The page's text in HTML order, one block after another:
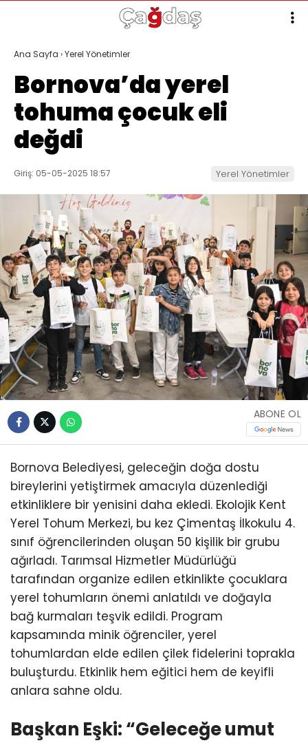
Ana Sayfa ›Yerel Yönetimler
Bornova’da yerel
tohuma çocuk eli
değdi
Giriş: 05-05-2025 18:57 Yerel Yönetimler
ABONE OL
Bornova Belediyesi, geleceğin doğa dostu
bireylerini yetiştirmek amacıyla düzenlediği
etkinliklere bir yenisini daha ekledi. Ekolojik Kent
Yerel Tohum Merkezi, bu kez Çimentaş İlkokulu 4.
sınıf öğrencilerinden oluşan 50 kişilik bir grubu
ağırladı. Tarımsal Hizmetler Müdürlüğü
tarafından organize edilen etkinlikte çocuklara
yerel tohumların önemi anlatıldı ve doğayla
bağ kurmaları teşvik edildi. Program
kapsamında minik öğrenciler, yerel
tohumlardan elde edilen çilek fidelerini toprakla
buluşturdu. Etkinlik hem eğitici hem de keyifli
anlara sahne oldu.
Başkan Eşki: “Geleceğe umut